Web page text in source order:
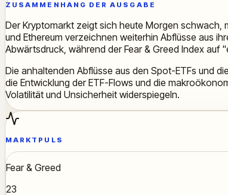
ZUSAMMENHANG DER AUSGABE
Der Kryptomarkt zeigt sich heute Morgen schwach,
und Ethereum verzeichnen weiterhin Abflüsse aus
Abwärtsdruck, während der Fear & Greed Index auf
Die anhaltenden Abflüsse aus den Spot-ETFs und
die Entwicklung der ETF-Flows und die
Volatilität und Unsicherheit widerspiegeln.
MARKTPULS
Fear & Greed
23